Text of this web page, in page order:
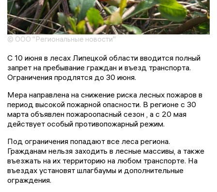
© ООО "Региональные новости"
С 10 июня в лесах Липецкой области вводится полный
запрет на пребывание граждан и въезд транспорта.
Ограничения продлятся до 30 июня.
Мера направлена на снижение риска лесных пожаров в
период высокой пожарной опасности. В регионе с 30
марта объявлен пожароопасный сезон , а с 20 мая
действует особый противопожарный режим.
Под ограничения попадают все леса региона.
Гражданам нельзя заходить в лесные массивы, а также
въезжать на их территорию на любом транспорте. На
въездах установят шлагбаумы и дополнительные
ограждения.